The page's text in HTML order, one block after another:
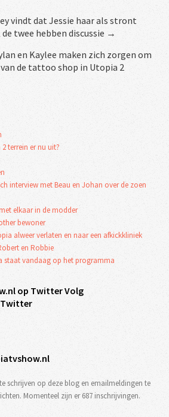
vindt dat Jessie haar als stront
twee hebben discussie →
en Kaylee maken zich zorgen om
de tattoo shop in Utopia 2
terrein er nu uit?
interview met Beau en Johan over de zoen
elkaar in de modder
bewoner
alweer verlaten en naar een afkickkliniek
en Robbie
staat vandaag op het programma
Volg
schrijven op deze blog en emailmeldingen te
Momenteel zijn er 687 inschrijvingen.